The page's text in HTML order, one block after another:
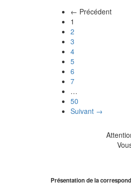
← Précédent
1
2
3
4
5
6
7
…
50
Suivant →
Présentation de la